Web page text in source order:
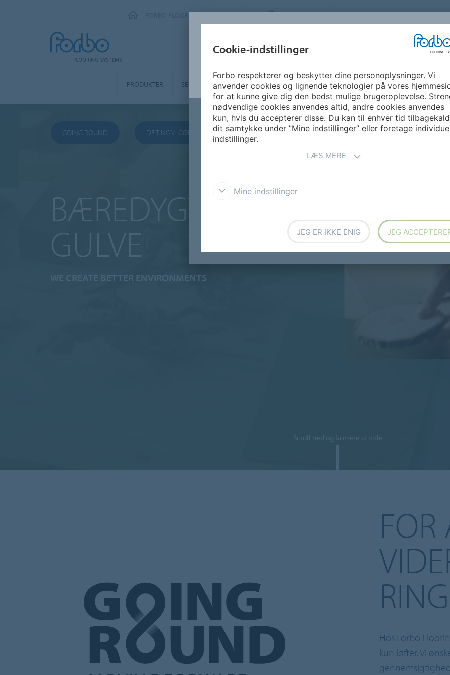
FORBO FLOORING SYSTEMS DENMARK
PRODUKTER SEGMENTER BÆREDYGTIGHED DOWNLOADS
GUIDE &
INSPIRATION
Going Round
GOING ROUND DE TING VI GØR RAPPORTER FAQ CO2 CALCULATOR
BÆREDYGTIGE
GULVE
WE CREATE BETTER ENVIRONMENTS
Scroll ned og få mere at vide
RING
Hos Forbo
kun løfter. Vi
Cookie-indstillinger
Forbo respekterer og beskytter dine personoplysninger. Vi
anvender cookies og lignende teknologier på vores
for at kunne give dig den bedst mulige brugeroplevelse.
nødvendige cookies anvendes altid, andre cookies anvendes
kun, hvis du accepterer disse. Du kan til enhver tid
dit samtykke under ”Mine indstillinger” eller foretage
indstillinger.
LÆS MERE
Mine indstillinger
JEG ER IKKE ENIG JEG